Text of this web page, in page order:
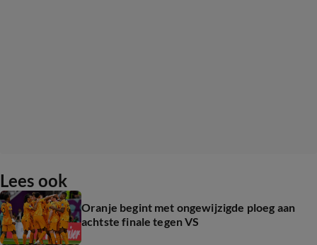
Lees ook
Oranje begint met ongewijzigde ploeg aan
achtste finale tegen VS